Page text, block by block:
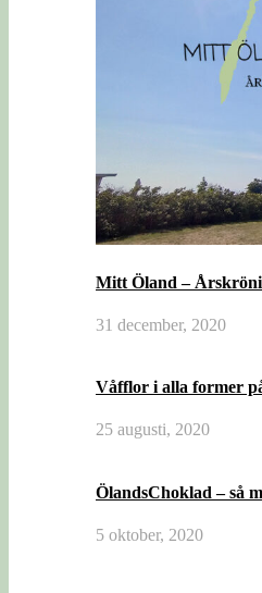
Mitt Öland –
31 december, 2020
Våfflor i alla former
25 augusti, 2020
ÖlandsChoklad – så
5 oktober, 2020